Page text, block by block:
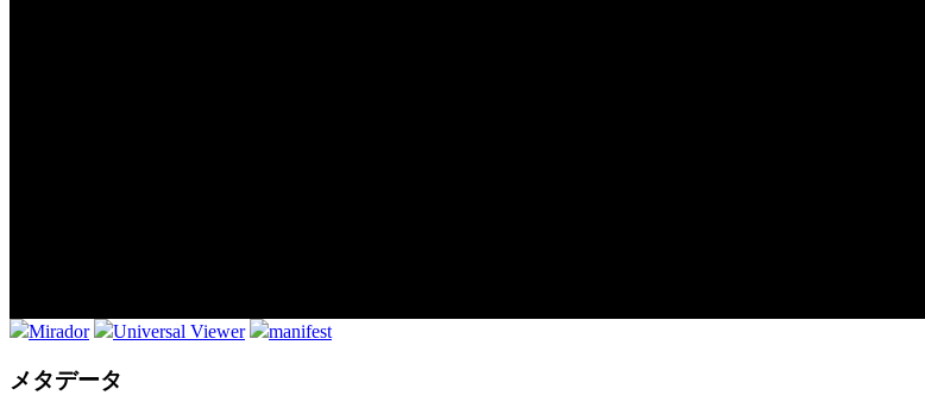
Mirador Universal Viewer manifest
メタデータ